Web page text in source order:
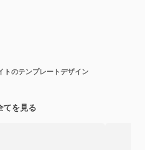
トのテンプレートデザイン
てを見る